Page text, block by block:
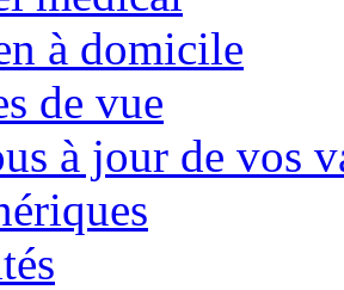
à domicile
de vue
à jour de vos